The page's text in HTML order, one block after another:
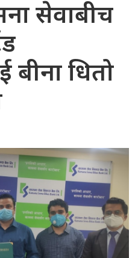
सेवाबीच
बीना धितो